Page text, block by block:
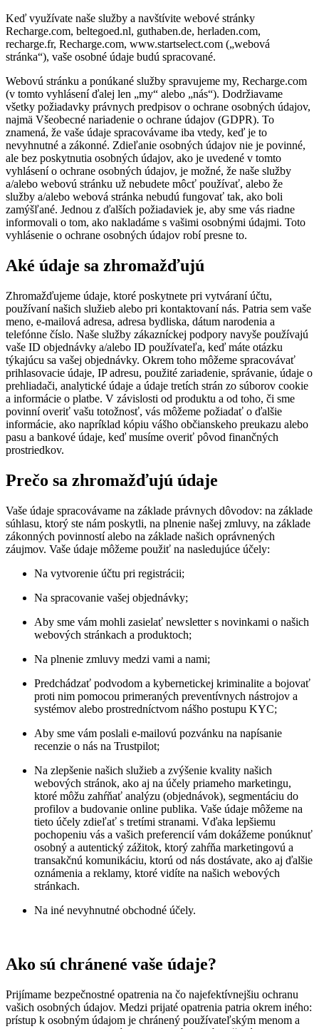
Keď využívate naše služby a navštívite webové stránky
Recharge.com, beltegoed.nl, guthaben.de, herladen.com,
recharge.fr, Recharge.com, www.startselect.com („webová
stránka“), vaše osobné údaje budú spracované.
Webovú stránku a ponúkané služby spravujeme my, Recharge.com
(v tomto vyhlásení ďalej len „my“ alebo „nás“). Dodržiavame
všetky požiadavky právnych predpisov o ochrane osobných údajov,
najmä Všeobecné nariadenie o ochrane údajov (GDPR). To
znamená, že vaše údaje spracovávame iba vtedy, keď je to
nevyhnutné a zákonné. Zdieľanie osobných údajov nie je povinné,
ale bez poskytnutia osobných údajov, ako je uvedené v tomto
vyhlásení o ochrane osobných údajov, je možné, že naše služby
a/alebo webovú stránku už nebudete môcť používať, alebo že
služby a/alebo webová stránka nebudú fungovať tak, ako boli
zamýšľané. Jednou z ďalších požiadaviek je, aby sme vás riadne
informovali o tom, ako nakladáme s vašimi osobnými údajmi. Toto
vyhlásenie o ochrane osobných údajov robí presne to.
Aké údaje sa zhromažďujú
Zhromažďujeme údaje, ktoré poskytnete pri vytváraní účtu,
používaní našich služieb alebo pri kontaktovaní nás. Patria sem vaše
meno, e-mailová adresa, adresa bydliska, dátum narodenia a
telefónne číslo. Naše služby zákazníckej podpory navyše používajú
vaše ID objednávky a/alebo ID používateľa, keď máte otázku
týkajúcu sa vašej objednávky. Okrem toho môžeme spracovávať
prihlasovacie údaje, IP adresu, použité zariadenie, správanie, údaje o
prehliadači, analytické údaje a údaje tretích strán zo súborov cookie
a informácie o platbe. V závislosti od produktu a od toho, či sme
povinní overiť vašu totožnosť, vás môžeme požiadať o ďalšie
informácie, ako napríklad kópiu vášho občianskeho preukazu alebo
pasu a bankové údaje, keď musíme overiť pôvod finančných
prostriedkov.
Prečo sa zhromažďujú údaje
Vaše údaje spracovávame na základe právnych dôvodov: na základe
súhlasu, ktorý ste nám poskytli, na plnenie našej zmluvy, na základe
zákonných povinností alebo na základe našich oprávnených
záujmov. Vaše údaje môžeme použiť na nasledujúce účely:
Na vytvorenie účtu pri registrácii;
Na spracovanie vašej objednávky;
Aby sme vám mohli zasielať newsletter s novinkami o našich
webových stránkach a produktoch;
Na plnenie zmluvy medzi vami a nami;
Predchádzať podvodom a kybernetickej kriminalite a bojovať
proti nim pomocou primeraných preventívnych nástrojov a
systémov alebo prostredníctvom nášho postupu KYC;
Aby sme vám poslali e-mailovú pozvánku na napísanie
recenzie o nás na Trustpilot;
Na zlepšenie našich služieb a zvýšenie kvality našich
webových stránok, ako aj na účely priameho marketingu,
ktoré môžu zahŕňať analýzu (objednávok), segmentáciu do
profilov a budovanie online publika. Vaše údaje môžeme na
tieto účely zdieľať s tretími stranami. Vďaka lepšiemu
pochopeniu vás a vašich preferencií vám dokážeme ponúknuť
osobný a autentický zážitok, ktorý zahŕňa marketingovú a
transakčnú komunikáciu, ktorú od nás dostávate, ako aj ďalšie
oznámenia a reklamy, ktoré vidíte na našich webových
stránkach.
Na iné nevyhnutné obchodné účely.
Ako sú chránené vaše údaje?
Prijímame bezpečnostné opatrenia na čo najefektívnejšiu ochranu
vašich osobných údajov. Medzi prijaté opatrenia patria okrem iného:
prístup k osobným údajom je chránený používateľským menom a